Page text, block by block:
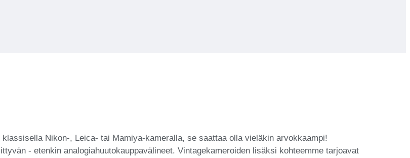
Nikon-, Leica- tai Mamiya-kameralla, se saattaa olla vieläkin arvokkaampi!
- etenkin analogiahuutokauppavälineet. Vintagekameroiden lisäksi kohteemme tarjoavat